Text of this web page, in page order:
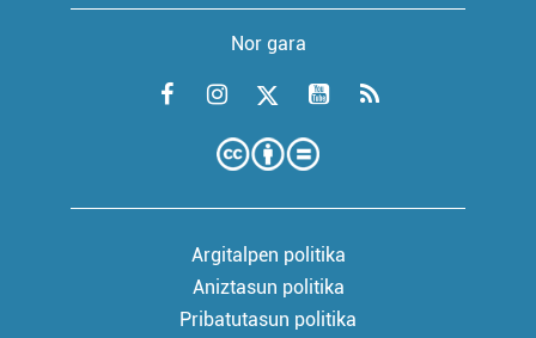
Nor gara
Argitalpen politika
Aniztasun politika
Pribatutasun politika